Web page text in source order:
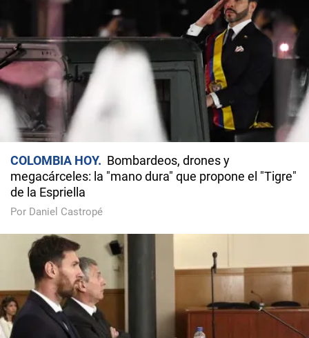
COLOMBIA HOY
Bombardeos, drones y
megacárceles: la "mano dura" que propone el "Tigre"
de la Espriella
Por Daniel Castropé